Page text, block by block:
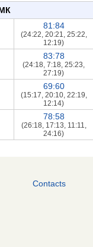
81:84
(24:22, 20:21, 25:22,
12:19)
83:78
(24:18, 7:18, 25:23,
27:19)
69:60
(15:17, 20:10, 22:19,
12:14)
78:58
(26:18, 17:13, 11:11,
24:16)
Contacts